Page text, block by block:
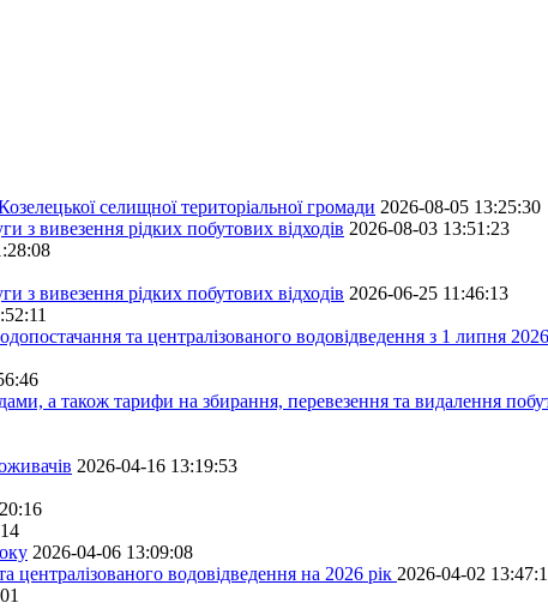
селищної територіальної громади 2026-08-05 13:25:30
рідких побутових відходів 2026-08-03 13:51:23
рідких побутових відходів 2026-06-25 11:46:13
та централізованого водовідведення з 1 липня
а також тарифи на збирання, перевезення та видалення
2026-04-16 13:19:53
2026-04-06 13:09:08
водовідведення на 2026 рік 2026-04-02